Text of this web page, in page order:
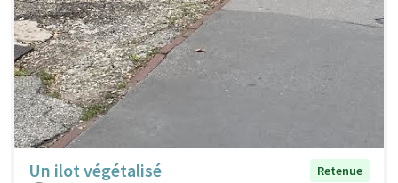
Un ilot végétalisé
Retenue